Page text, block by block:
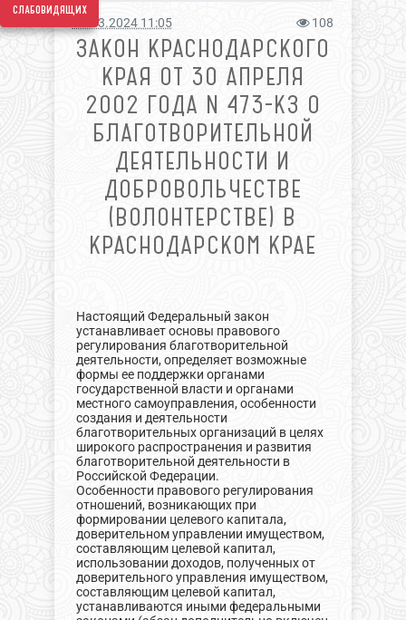
слабовидящих
12.03.2024 11:05 108
ЗАКОН КРАСНОДАРСКОГО
КРАЯ ОТ 30 АПРЕЛЯ
2002 ГОДА N 473-КЗ О
БЛАГОТВОРИТЕЛЬНОЙ
ДЕЯТЕЛЬНОСТИ И
ДОБРОВОЛЬЧЕСТВЕ
(ВОЛОНТЕРСТВЕ) В
КРАСНОДАРСКОМ КРАЕ
Настоящий Федеральный закон
устанавливает основы правового
регулирования благотворительной
деятельности, определяет возможные
формы ее поддержки органами
государственной власти и органами
местного самоуправления, особенности
создания и деятельности
благотворительных организаций в целях
широкого распространения и развития
благотворительной деятельности в
Российской Федерации.
Особенности правового регулирования
отношений, возникающих при
формировании целевого капитала,
доверительном управлении имуществом,
составляющим целевой капитал,
использовании доходов, полученных от
доверительного управления имуществом,
составляющим целевой капитал,
устанавливаются иными федеральными